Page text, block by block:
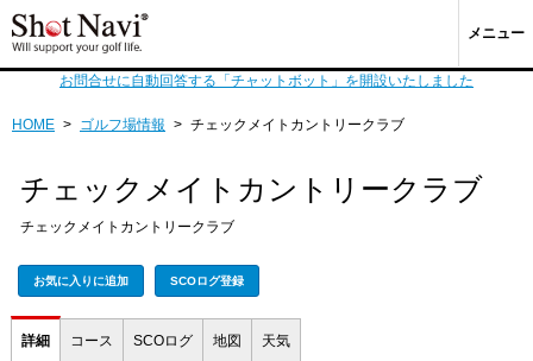
メニュー
お問合せに自動回答する「チャットボット」を開設いたしました
HOME > ゴルフ場情報 > チェックメイトカントリークラブ
チェックメイトカントリークラブ
チェックメイトカントリークラブ
お気に入りに追加 SCOログ登録
詳細 コース SCOログ 地図 天気